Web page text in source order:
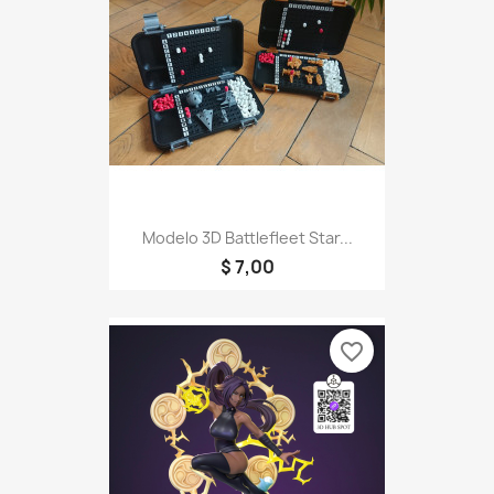
Modelo 3D Battlefleet Star...
$ 7,00
favorite_border